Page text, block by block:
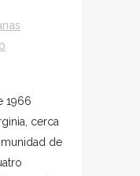
0
1966
cerca
de